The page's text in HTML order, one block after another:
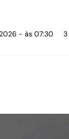
- às 07:30 3